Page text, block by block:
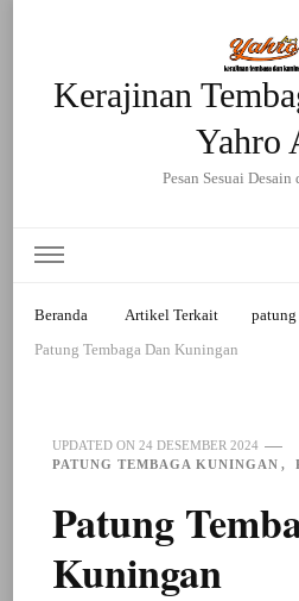
Kerajinan
Yahro
Pesan Sesuai Desain
Beranda Artikel Terkait
Patung Tembaga Dan Kuningan
UPDATED ON 24 DESEMBER 2024
PATUNG TEMBAGA KUNINGAN
Patung
Kuningan